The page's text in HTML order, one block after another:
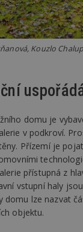
Kouzlo
domu je
v podkroví.
Přízemí je
přístupná z
vstupní haly
domu lze nazvat
objektu.
__gfp_64b
Název
/
Doména
_gid
Google
LLC
.estav.cz
_ga
Název
CMID
TDID
Název
test
mobile
sssp_session
Název
tu
Gdyn
c